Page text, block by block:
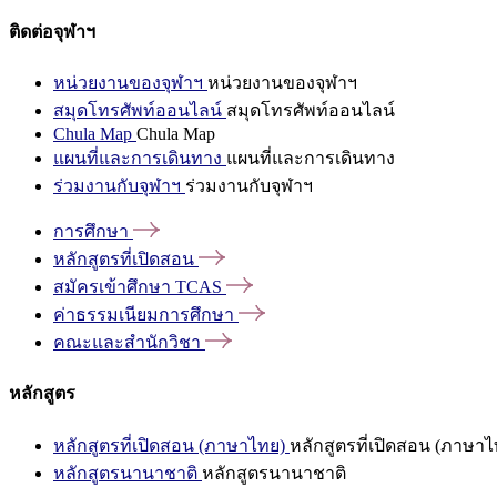
ติดต่อจุฬาฯ
หน่วยงานของจุฬาฯ หน่วยงานของจุฬาฯ
สมุดโทรศัพท์ออนไลน์ สมุดโทรศัพท์ออนไลน์
Chula Map Chula Map
แผนที่และการเดินทาง แผนที่และการเดินทาง
ร่วมงานกับจุฬาฯ ร่วมงานกับจุฬาฯ
การศึกษา
หลักสูตรที่เปิดสอน
สมัครเข้าศึกษา TCAS
ค่าธรรมเนียมการศึกษา
คณะและสำนักวิชา
หลักสูตร
หลักสูตรที่เปิดสอน (ภาษาไทย) หลักสูตรที่เปิดสอน (ภาษาไ
หลักสูตรนานาชาติ หลักสูตรนานาชาติ